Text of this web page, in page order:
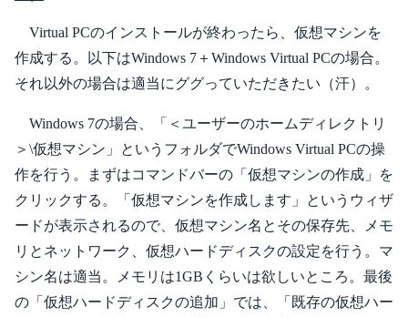
Virtual PCのインストールが終わったら、仮想マシンを
作成する。以下はWindows 7＋Windows Virtual PCの場合。
それ以外の場合は適当にググっていただきたい（汗）。
Windows 7の場合、「＜ユーザーのホームディレクトリ
＞\仮想マシン」というフォルダでWindows Virtual PCの操
作を行う。まずはコマンドバーの「仮想マシンの作成」を
クリックする。「仮想マシンを作成します」というウィザ
ードが表示されるので、仮想マシン名とその保存先、メモ
リとネットワーク、仮想ハードディスクの設定を行う。マ
シン名は適当。メモリは1GBくらいは欲しいところ。最後
の「仮想ハードディスクの追加」では、「既存の仮想ハー